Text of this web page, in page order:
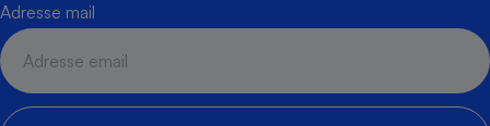
Adresse mail